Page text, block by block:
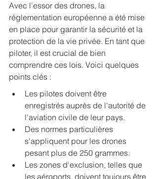
Avec l'essor des drones, la
réglementation européenne a été mise
en place pour garantir la sécurité et la
protection de la vie privée. En tant que
piloter, il est crucial de bien
comprendre ces lois. Voici quelques
points clés :
Les pilotes doivent être
enregistrés auprès de l'autorité de
l'aviation civile de leur pays.
Des normes particulières
s'appliquent pour les drones
pesant plus de 250 grammes.
Les zones d'exclusion, telles que
les aéroports, doivent toujours être